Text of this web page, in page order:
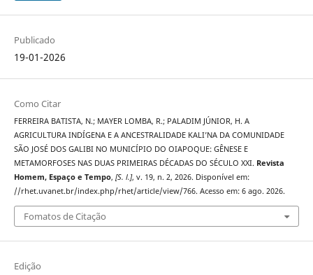
Publicado
19-01-2026
Como Citar
FERREIRA BATISTA, N.; MAYER LOMBA, R.; PALADIM JÚNIOR, H. A
AGRICULTURA INDÍGENA E A ANCESTRALIDADE KALI’NA DA COMUNIDADE
SÃO JOSÉ DOS GALIBI NO MUNICÍPIO DO OIAPOQUE: GÊNESE E
METAMORFOSES NAS DUAS PRIMEIRAS DÉCADAS DO SÉCULO XXI. Revista
Homem, Espaço e Tempo, [S. l.], v. 19, n. 2, 2026. Disponível em:
//rhet.uvanet.br/index.php/rhet/article/view/766. Acesso em: 6 ago. 2026.
Fomatos de Citação
Edição